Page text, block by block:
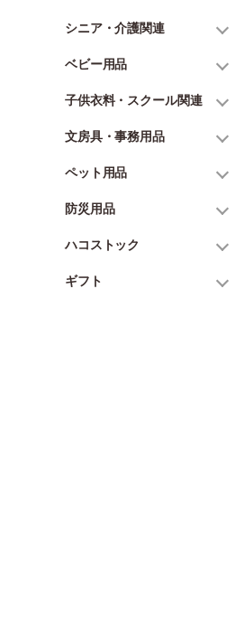
シニア・介護関連
ベビー用品
子供衣料・スクール関連
文房具・事務用品
ペット用品
防災用品
ハコストック
ギフト